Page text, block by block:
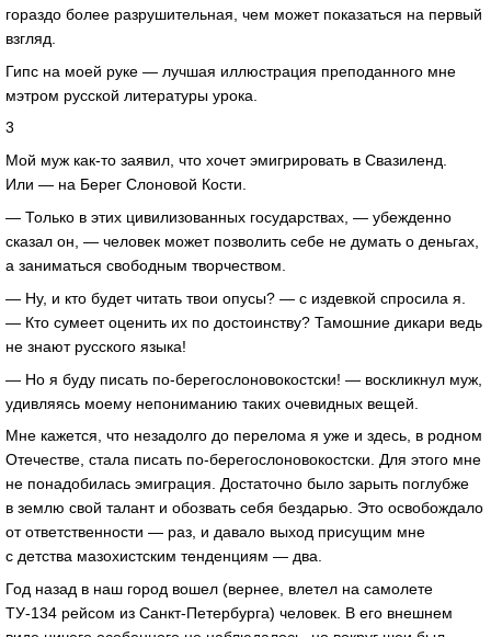
гораздо более разрушительная, чем может показаться на первый
взгляд.
Гипс на моей руке — лучшая иллюстрация преподанного мне
мэтром русской литературы урока.
3
Мой муж как-то заявил, что хочет эмигрировать в Свазиленд.
Или — на Берег Слоновой Кости.
— Только в этих цивилизованных государствах, — убежденно
сказал он, — человек может позволить себе не думать о деньгах,
а заниматься свободным творчеством.
— Ну, и кто будет читать твои опусы? — с издевкой спросила я.
— Кто сумеет оценить их по достоинству? Тамошние дикари ведь
не знают русского языка!
— Но я буду писать по-берегослоновокостски! — воскликнул муж,
удивляясь моему непониманию таких очевидных вещей.
Мне кажется, что незадолго до перелома я уже и здесь, в родном
Отечестве, стала писать по-берегослоновокостски. Для этого мне
не понадобилась эмиграция. Достаточно было зарыть поглубже
в землю свой талант и обозвать себя бездарью. Это освобождало
от ответственности — раз, и давало выход присущим мне
с детства мазохистским тенденциям — два.
Год назад в наш город вошел (вернее, влетел на самолете
ТУ-134 рейсом из Санкт-Петербурга) человек. В его внешнем